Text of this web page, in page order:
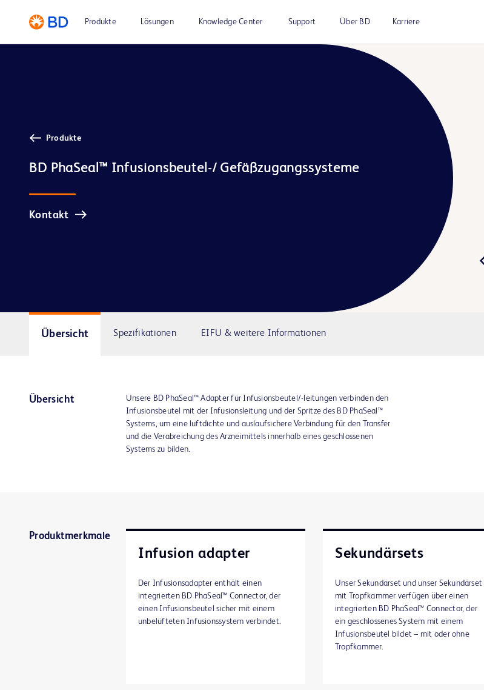
Produkte Lösungen Knowledge Center Support Über BD Karriere
Produkte
Kontakt
Übersicht Spezifikationen EIFU & weitere Informationen
Übersicht
Unsere BD PhaSeal™ Adapter für Infusionsbeutel/-leitungen verbinden den
Infusionsbeutel mit der Infusionsleitung und der Spritze des BD PhaSeal™
Systems, um eine luftdichte und auslaufsichere Verbindung für den Transfer
und die Verabreichung des Arzneimittels innerhalb eines geschlossenen
Systems zu bilden.
Produktmerkmale
Infusion adapter
Der Infusionsadapter enthält einen
integrierten BD PhaSeal™ Connector, der
einen Infusionsbeutel sicher mit einem
unbelüfteten Infusionssystem verbindet.
Sekundärsets
Unser Sekundärset und unser Sekundärset
mit Tropfkammer verfügen über einen
integrierten BD PhaSeal™ Connector, der
ein geschlossenes System mit einem
Infusionsbeutel bildet – mit oder ohne
Tropfkammer.